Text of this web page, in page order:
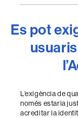
Es pot
L’exigència de
només estaria
acreditar la